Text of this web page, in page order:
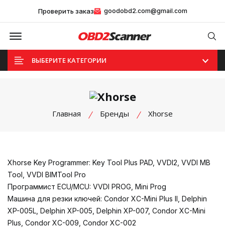
Проверить заказ goodobd2.com@gmail.com
Offcanvas Menu Open
ВЫБЕРИТЕ КАТЕГОРИИ
Главная Бренды Xhorse
Xhorse Key Programmer: Key Tool Plus PAD, VVDI2, VVDI MB
Tool, VVDI BIMTool Pro
Программист ECU/MCU: VVDI PROG, Mini Prog
Машина для резки ключей: Condor XC-Mini Plus II, Delphin
XP-005L, Delphin XP-005, Delphin XP-007, Condor XC-Mini
Plus, Condor XC-009, Condor XC-002